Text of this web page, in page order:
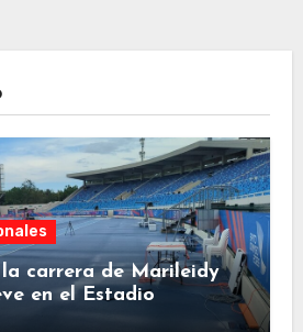
la carrera de Marileidy
en el Estadio